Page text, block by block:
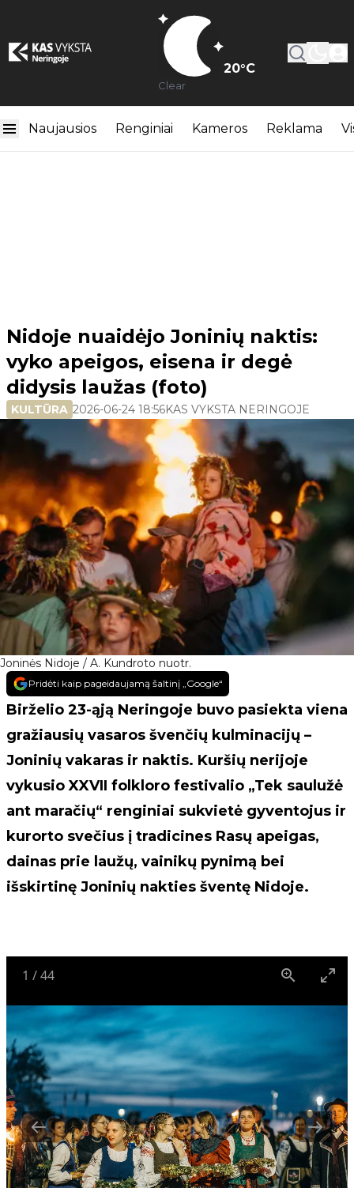
20°C
Clear
Naujausios Renginiai Kameros Reklama
Joninės Nidoje / A. Kundroto nuotr.
Nidoje nuaidėjo Joninių naktis:
vyko apeigos, eisena ir degė
didysis laužas (foto)
KULTŪRA 2026-06-24 18:56KAS VYKSTA NERINGOJE
Pridėti kaip pageidaujamą šaltinį „Google“
Birželio 23-ąją Neringoje buvo pasiekta viena
gražiausių vasaros švenčių kulminacijų –
Joninių vakaras ir naktis. Kuršių nerijoje
vykusio XXVII folkloro festivalio „Tek saulužė
ant maračių“ renginiai sukvietė gyventojus ir
kurorto svečius į tradicines Rasų apeigas,
dainas prie laužų, vainikų pynimą bei
išskirtinę Joninių nakties šventę Nidoje.
1 /44